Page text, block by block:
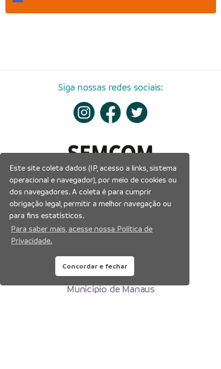
Siga nossas redes sociais:
Prefeitura Municipal de Manaus
Município de Manaus
Este site coleta dados (IP, acesso a links, sistema
operacional e navegador), por meio de cookies ou
dos navegadores. A coleta é para cumprir
obrigação legal, permitir a melhor navegação ou
para fins estatísticos.
Para saber mais, acesse nossa Política de
Privacidade.
Concordar e fechar